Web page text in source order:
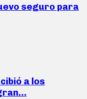
seguro para
a los